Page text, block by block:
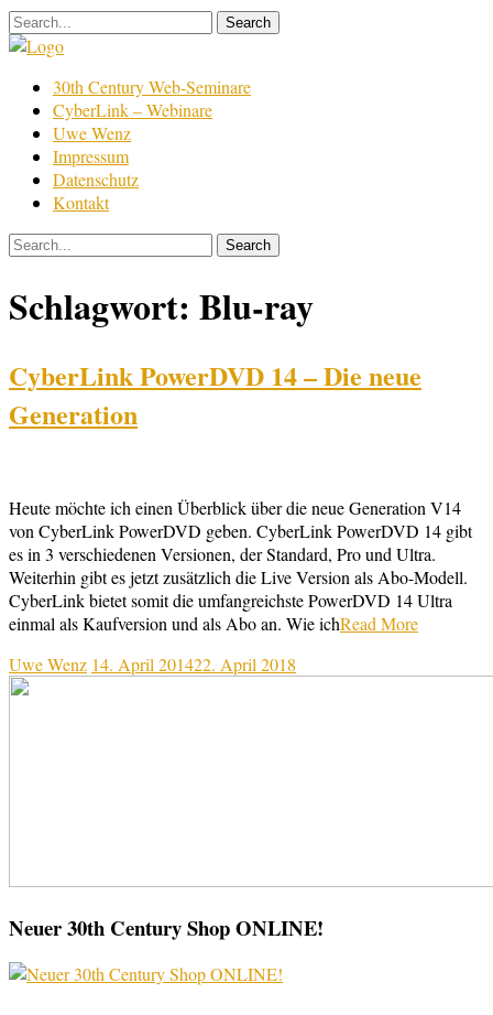
Skip
to
Film
Bearbeitung
30th Century Web-Seminare
CyberLink – Webinare
Uwe Wenz
Impressum
Datenschutz
Kontakt
Schlagwort: Blu-ray
CyberLink PowerDVD 14 – Die neue
Generation
Heute möchte ich einen Überblick über die neue Generation V14
von CyberLink PowerDVD geben. CyberLink PowerDVD 14 gibt
es in 3 verschiedenen Versionen, der Standard, Pro und Ultra.
Weiterhin gibt es jetzt zusätzlich die Live Version als Abo-Modell.
CyberLink bietet somit die umfangreichste PowerDVD 14 Ultra
einmal als Kaufversion und als Abo an. Wie ichRead More
Uwe Wenz 14. April 201422. April 2018
Neuer 30th Century Shop ONLINE!